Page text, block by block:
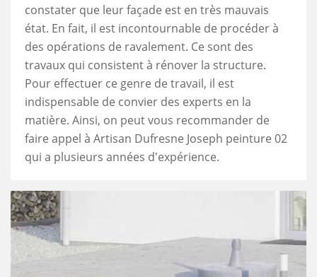
constater que leur façade est en très mauvais
état. En fait, il est incontournable de procéder à
des opérations de ravalement. Ce sont des
travaux qui consistent à rénover la structure.
Pour effectuer ce genre de travail, il est
indispensable de convier des experts en la
matière. Ainsi, on peut vous recommander de
faire appel à Artisan Dufresne Joseph peinture 02
qui a plusieurs années d'expérience.